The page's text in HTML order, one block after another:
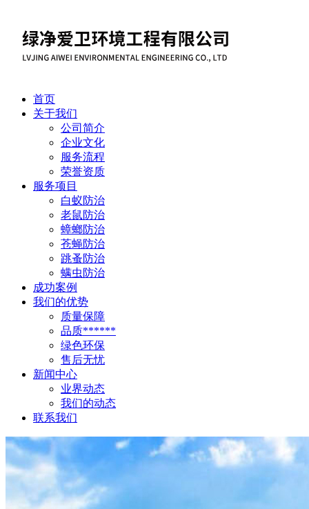
首页
关于我们
公司简介
企业文化
服务流程
荣誉资质
服务项目
白蚁防治
老鼠防治
蟑螂防治
苍蝇防治
跳蚤防治
螨虫防治
成功案例
我们的优势
质量保障
品质******
绿色环保
售后无忧
新闻中心
业界动态
我们的动态
联系我们